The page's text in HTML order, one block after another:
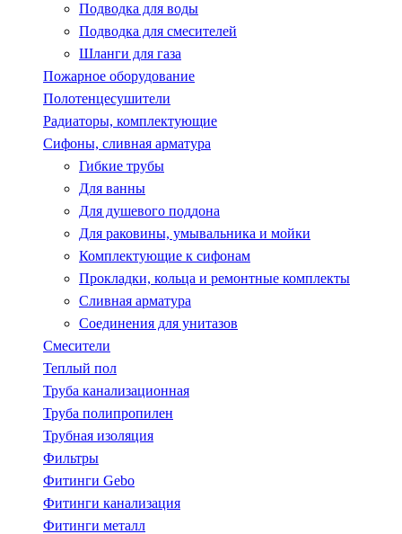
Подводка для воды
Подводка для смесителей
Шланги для газа
Пожарное оборудование
Полотенцесушители
Радиаторы, комплектующие
Сифоны, сливная арматура
Гибкие трубы
Для ванны
Для душевого поддона
Для раковины, умывальника и мойки
Комплектующие к сифонам
Прокладки, кольца и ремонтные комплекты
Сливная арматура
Соединения для унитазов
Смесители
Теплый пол
Труба канализационная
Труба полипропилен
Трубная изоляция
Фильтры
Фитинги Gebo
Фитинги канализация
Фитинги металл